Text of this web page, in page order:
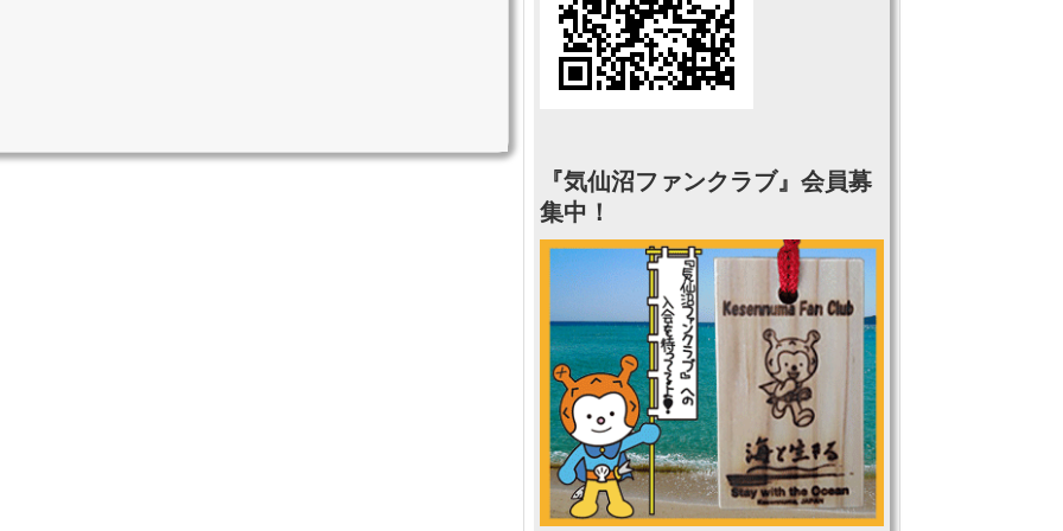
『気仙沼ファンクラブ』会員募
集中！